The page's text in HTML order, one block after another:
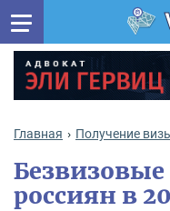
Главная Получение
россиян в